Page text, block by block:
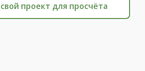
проект для просчёта